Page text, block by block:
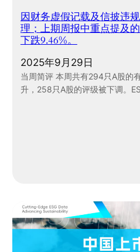
因财务虚假记载及信披违
理；上期周报中重点提及
下跌9.46%。
2025年9月29日
当周简评 本周共有294只A股的
升，258只A股的评级被下调。